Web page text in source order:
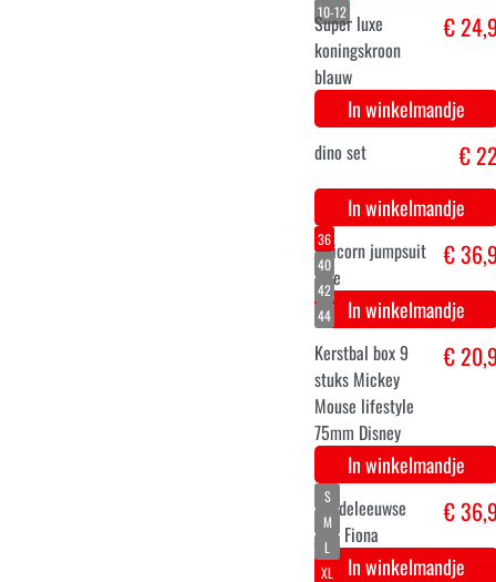
Pokémon -
Pikachu
volwassene
€
In winkelmandje
XS
S
M
L
XL
XXL
dames sprookjes
verkleed jurk
€
In winkelmandje
140-152
116-128
98-104